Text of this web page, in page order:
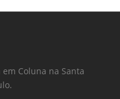
Coluna na Santa